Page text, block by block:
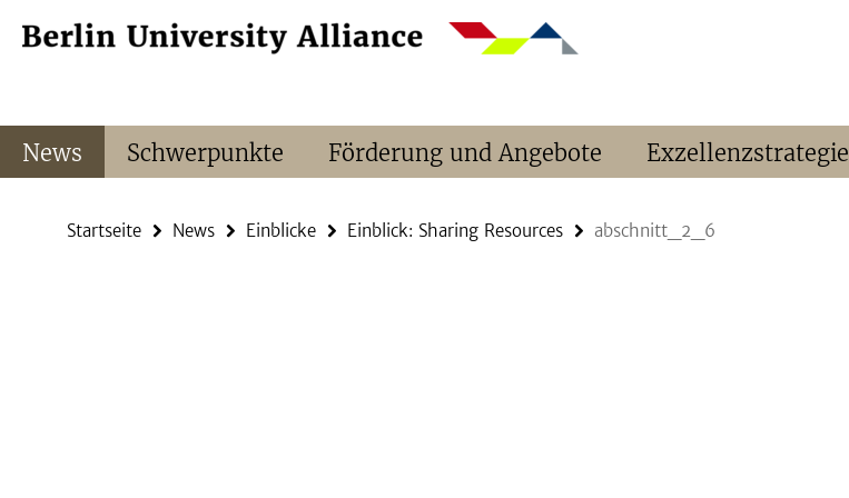
direkt
Service-
News Schwerpunkte Förderung und Angebote Exzellenzstrategie
Startseite News Einblicke Einblick: Sharing Resources abschnitt_2_6